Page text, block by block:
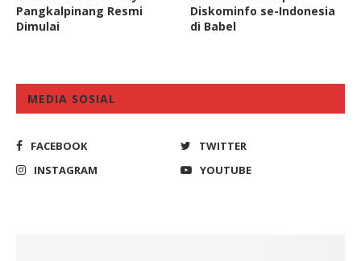
Pangkalpinang Resmi
Dimulai
Diskominfo se-Indonesia
di Babel
MEDIA SOSIAL
FACEBOOK
TWITTER
INSTAGRAM
YOUTUBE